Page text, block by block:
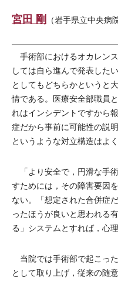
宮田 剛 （岩手県立中央病
手術部におけるオカレン
しては自ら進んで発表した
としてもどちらかというと
情である。医療安全部職員
れはインシデントですから
症だから事前に可能性の説
というような対立構造はよく
「より安全で，円滑な手
すためには，その障害要因
ない。「想定された合併症
ったほうが良いと思われる
る」システムとすれば，心
当院では手術部で起こっ
として取り上げ，従来の随